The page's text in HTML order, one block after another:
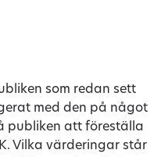
som redan sett
med den på något
publiken att föreställa
Vilka värderingar står